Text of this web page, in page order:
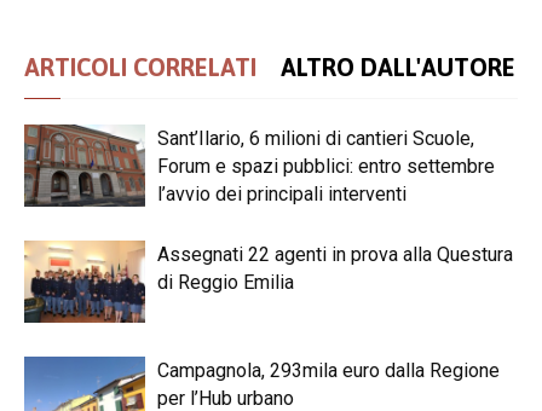
ARTICOLI CORRELATI ALTRO DALL'AUTORE
Sant’Ilario, 6 milioni di cantieri Scuole,
Forum e spazi pubblici: entro settembre
l’avvio dei principali interventi
Assegnati 22 agenti in prova alla Questura
di Reggio Emilia
Campagnola, 293mila euro dalla Regione
per l’Hub urbano